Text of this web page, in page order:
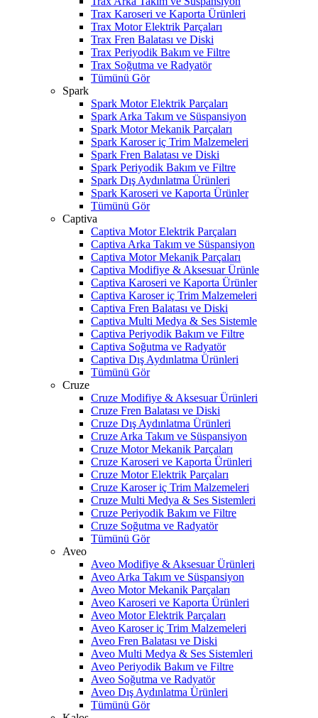
Trax Karoseri ve Kaporta Ürünleri
Trax Motor Elektrik Parçaları
Trax Fren Balatası ve Diski
Trax Periyodik Bakım ve Filtre
Trax Soğutma ve Radyatör
Tümünü Gör
Spark
Spark Motor Elektrik Parçaları
Spark Arka Takım ve Süspansiyon
Spark Motor Mekanik Parçaları
Spark Karoser iç Trim Malzemeleri
Spark Fren Balatası ve Diski
Spark Periyodik Bakım ve Filtre
Spark Dış Aydınlatma Ürünleri
Spark Karoseri ve Kaporta Ürünler
Tümünü Gör
Captiva
Captiva Motor Elektrik Parçaları
Captiva Arka Takım ve Süspansiyon
Captiva Motor Mekanik Parçaları
Captiva Modifiye & Aksesuar Ürünle
Captiva Karoseri ve Kaporta Ürünler
Captiva Karoser iç Trim Malzemeleri
Captiva Fren Balatası ve Diski
Captiva Multi Medya & Ses Sistemle
Captiva Periyodik Bakım ve Filtre
Captiva Soğutma ve Radyatör
Captiva Dış Aydınlatma Ürünleri
Tümünü Gör
Cruze
Cruze Modifiye & Aksesuar Ürünleri
Cruze Fren Balatası ve Diski
Cruze Dış Aydınlatma Ürünleri
Cruze Arka Takım ve Süspansiyon
Cruze Motor Mekanik Parçaları
Cruze Karoseri ve Kaporta Ürünleri
Cruze Motor Elektrik Parçaları
Cruze Karoser iç Trim Malzemeleri
Cruze Multi Medya & Ses Sistemleri
Cruze Periyodik Bakım ve Filtre
Cruze Soğutma ve Radyatör
Tümünü Gör
Aveo
Aveo Modifiye & Aksesuar Ürünleri
Aveo Arka Takım ve Süspansiyon
Aveo Motor Mekanik Parçaları
Aveo Karoseri ve Kaporta Ürünleri
Aveo Motor Elektrik Parçaları
Aveo Karoser iç Trim Malzemeleri
Aveo Fren Balatası ve Diski
Aveo Multi Medya & Ses Sistemleri
Aveo Periyodik Bakım ve Filtre
Aveo Soğutma ve Radyatör
Aveo Dış Aydınlatma Ürünleri
Tümünü Gör